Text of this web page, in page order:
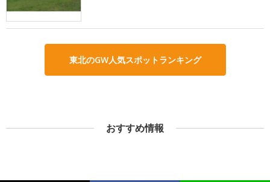
東北のGW人気スポットランキング
おすすめ情報